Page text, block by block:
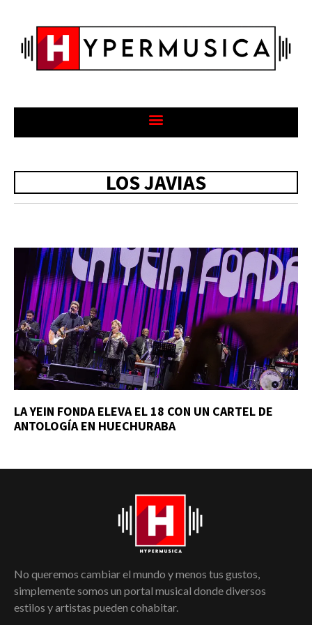
LOS JAVIAS
LA YEIN FONDA ELEVA EL 18 CON UN CARTEL DE
ANTOLOGÍA EN HUECHURABA
No queremos cambiar el mundo y menos tus gustos,
simplemente somos un portal musical donde diversos
estilos y artistas pueden cohabitar.